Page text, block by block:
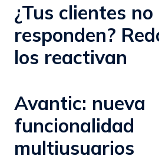
¿Tus clientes no
responden?
los reactivan
Avantic: nueva
funcionalidad
multiusuarios